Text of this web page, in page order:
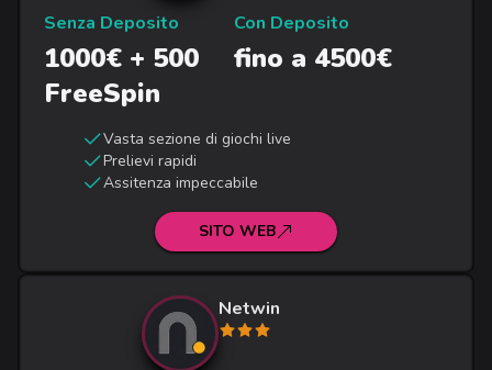
Senza Deposito
1000€ + 500
FreeSpin
Con Deposito
fino a 4500€
Vasta sezione di giochi live
Prelievi rapidi
Assitenza impeccabile
SITO WEB
Netwin